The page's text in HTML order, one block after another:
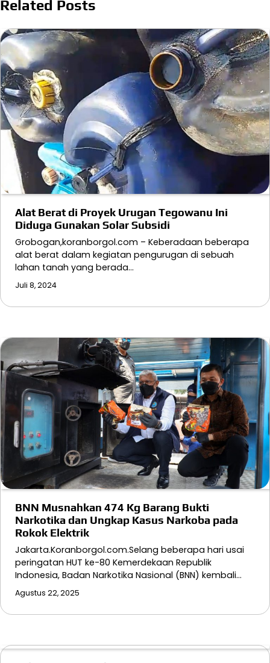
Related Posts
Alat Berat di Proyek Urugan Tegowanu Ini
Diduga Gunakan Solar Subsidi
Grobogan,koranborgol.com – Keberadaan beberapa
alat berat dalam kegiatan pengurugan di sebuah
lahan tanah yang berada…
Juli 8, 2024
BNN Musnahkan 474 Kg Barang Bukti
Narkotika dan Ungkap Kasus Narkoba pada
Rokok Elektrik
Jakarta.Koranborgol.com.Selang beberapa hari usai
peringatan HUT ke-80 Kemerdekaan Republik
Indonesia, Badan Narkotika Nasional (BNN) kembali…
Agustus 22, 2025